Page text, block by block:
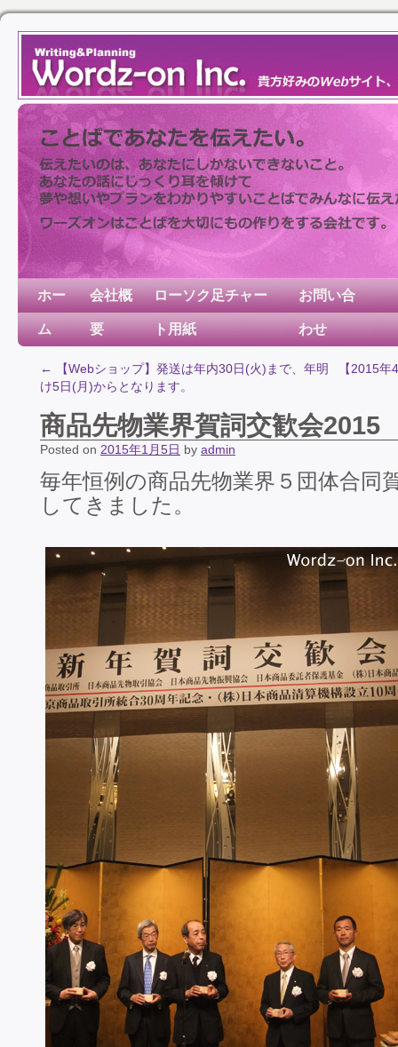
ホー
ム
会社概
要
ローソク足チャー
ト用紙
お問い合
わせ
←
【Webショップ】発送は年内30日(火)まで、年明
け5日(月)からとなります。
【2015
商品先物業界賀詞交歓会2015
Posted on 2015年1月5日 by admin
毎年恒例の商品先物業界５団体合同
してきました。